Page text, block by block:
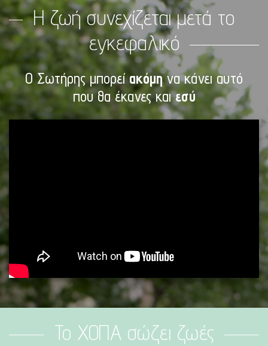
Η ζωή συνεχίζεται μετά το
εγκεφαλικό
Ο Σωτήρης μπορείακόμηνα κάνει αυτό
που θα έκανες καιεσύ
Το ΧΟΠΑ σώζει ζωές